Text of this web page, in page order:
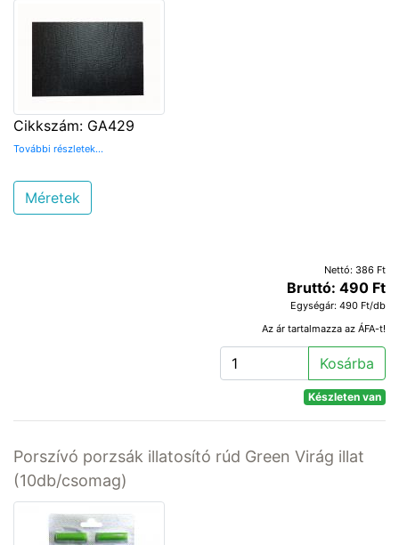
Cikkszám: GA429
További részletek...
Méretek
Nettó: 386 Ft
Bruttó: 490 Ft
Egységár: 490 Ft/db
Az ár tartalmazza az ÁFA-t!
Kosárba
Készleten van
Porszívó porzsák illatosító rúd Green Virág illat
(10db/csomag)